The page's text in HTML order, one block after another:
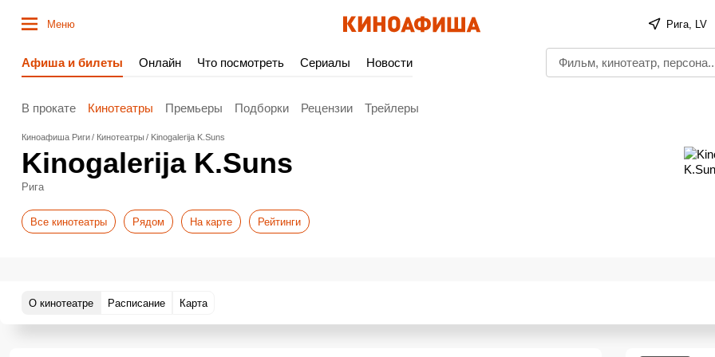
Меню Рига, LV
Афиша и билеты Онлайн Что посмотреть Сериалы Новости
В прокате Кинотеатры Премьеры Подборки Рецензии Трейлеры
Киноафиша Риги Кинотеатры Kinogalerija K.Suns
Kinogalerija K.Suns
Рига
Все кинотеатры Рядом На карте Рейтинги
О кинотеатре Расписание Карта